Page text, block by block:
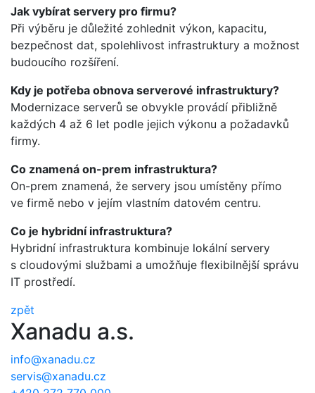
Jak vybírat servery pro firmu?
Při výběru je důležité zohlednit výkon, kapacitu,
bezpečnost dat, spolehlivost infrastruktury a možnost
budoucího rozšíření.
Kdy je potřeba obnova serverové infrastruktury?
Modernizace serverů se obvykle provádí přibližně
každých 4 až 6 let podle jejich výkonu a požadavků
firmy.
Co znamená on-prem infrastruktura?
On-prem znamená, že servery jsou umístěny přímo
ve firmě nebo v jejím vlastním datovém centru.
Co je hybridní infrastruktura?
Hybridní infrastruktura kombinuje lokální servery
s cloudovými službami a umožňuje flexibilnější správu
IT prostředí.
zpět
Xanadu a.s.
info@xanadu.cz
servis@xanadu.cz